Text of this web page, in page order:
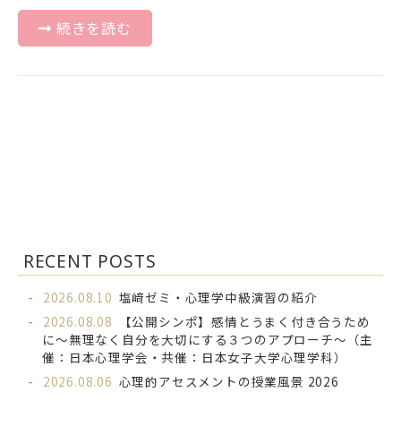
続きを読む
RECENT POSTS
2026.08.10 塩﨑ゼミ・心理学中級演習の紹介
2026.08.08
【公開シンポ】感情とうまく付き合うため
に～無理なく自分を大切にする３つのアプローチ～（主
催：日本心理学会・共催：日本女子大学心理学科）
2026.08.06 心理的アセスメントの授業風景 2026